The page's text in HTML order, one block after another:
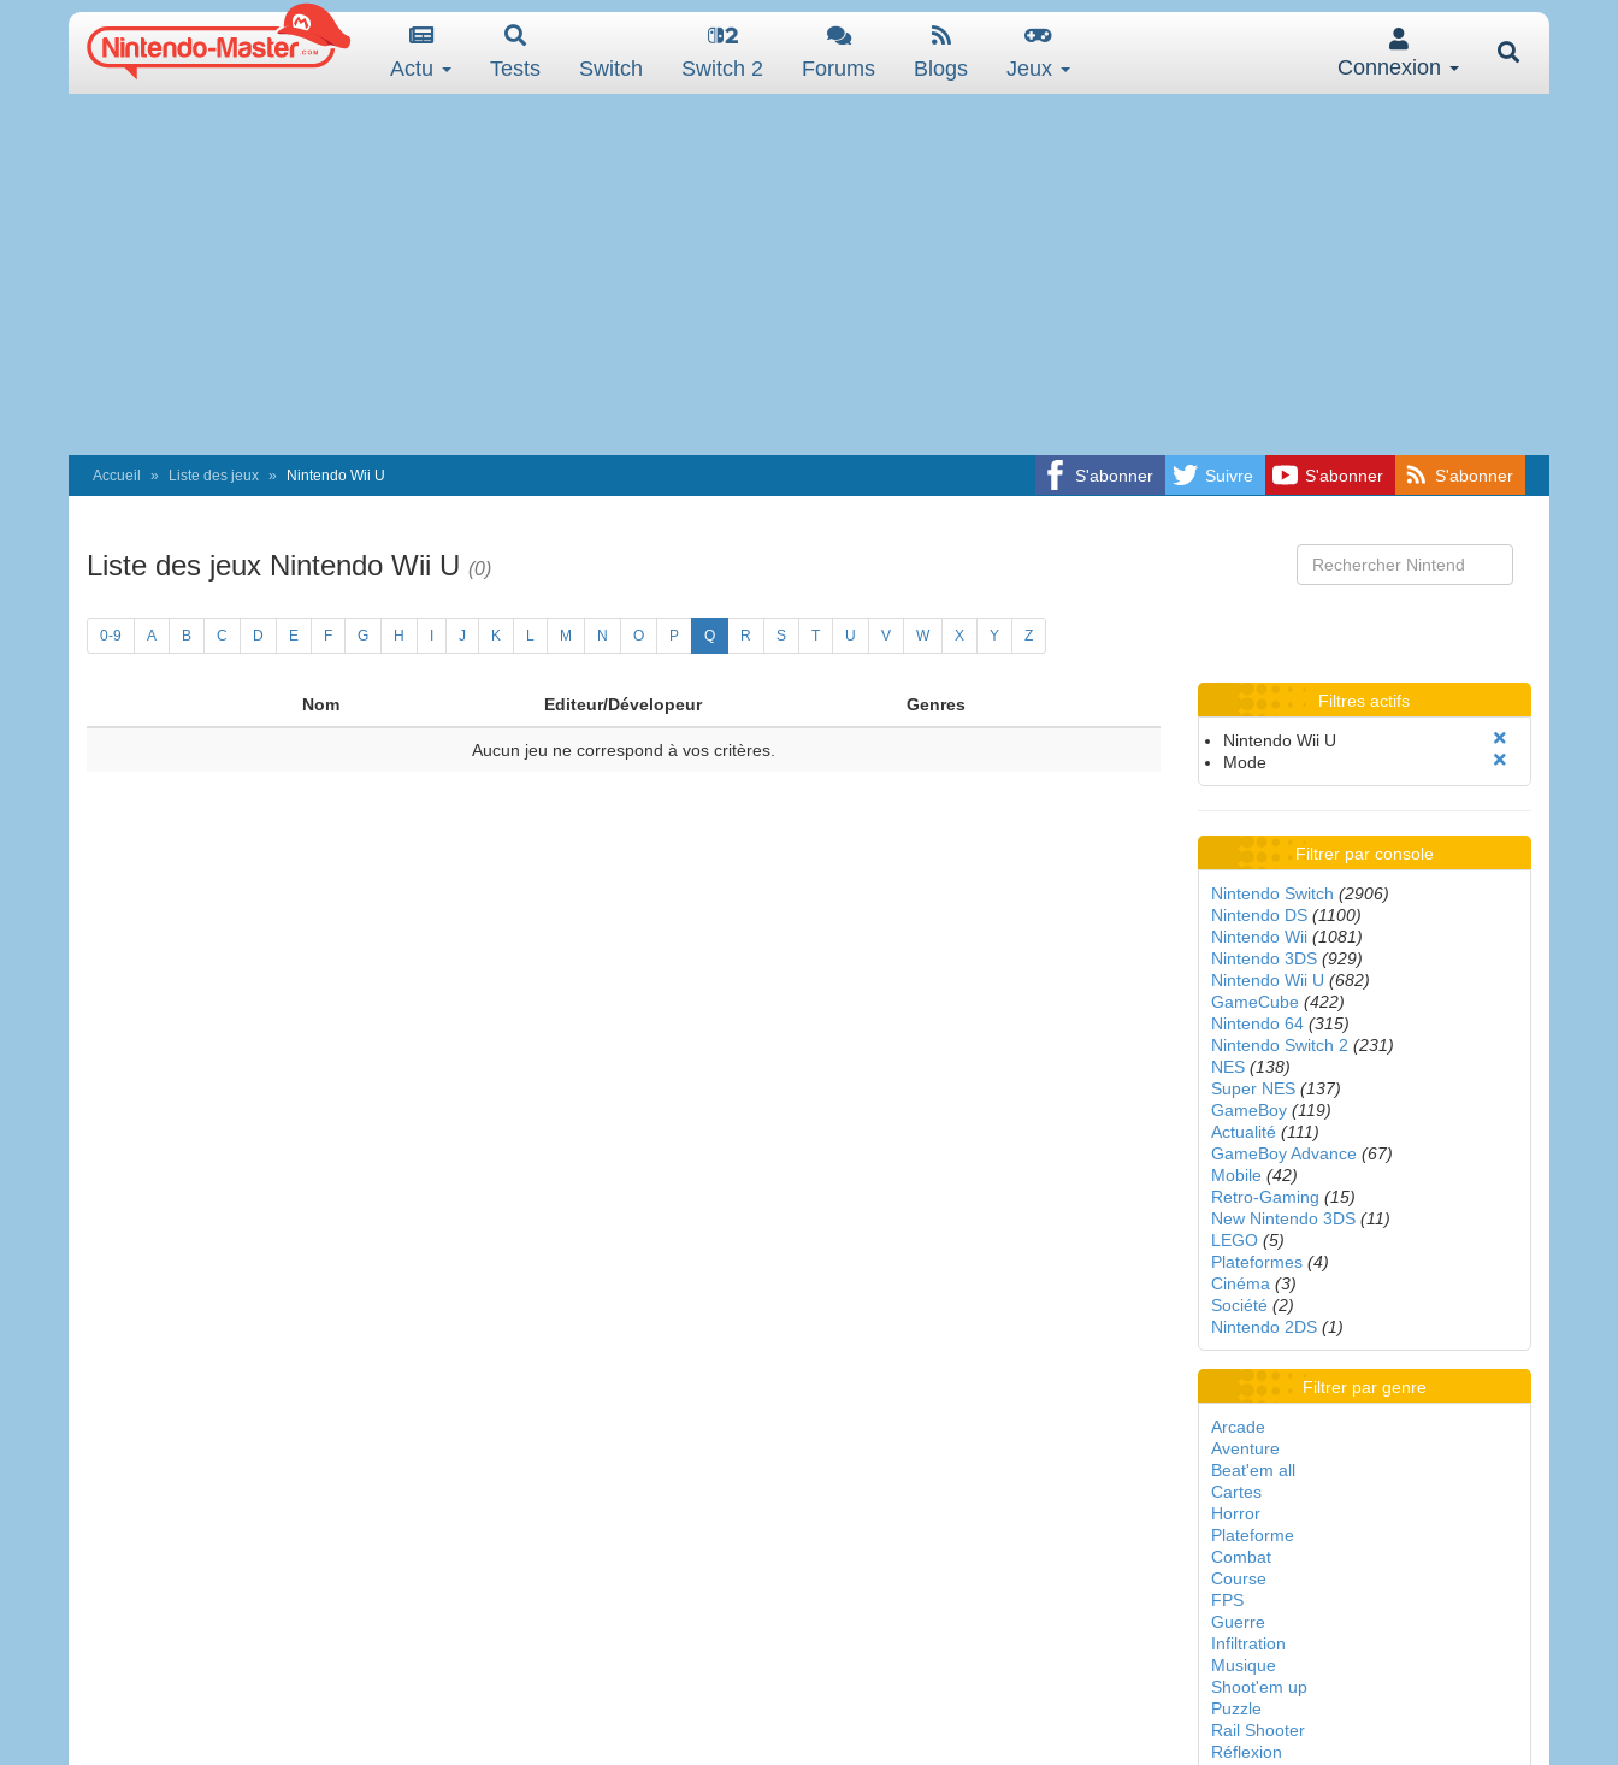
Actu Tests Switch Switch 2 Forums Blogs Jeux Connexion
S'abonner Suivre S'abonner S'abonner
Accueil Liste des jeux Nintendo Wii U
Liste des jeux Nintendo Wii U (0)
0-9 A B C D E F G H J K L M N O P Q R S T U V W X Y Z
Nom Editeur/Dévelopeur Genres
Aucun jeu ne correspond à vos critères.
Filtres actifs
Nintendo Wii U
Mode
Filtrer par console
Nintendo Switch (2906)
Nintendo DS (1100)
Nintendo Wii (1081)
Nintendo 3DS (929)
Nintendo Wii U (682)
GameCube (422)
Nintendo 64 (315)
Nintendo Switch 2 (231)
NES (138)
Super NES (137)
GameBoy (119)
Actualité (111)
GameBoy Advance (67)
Mobile (42)
Retro-Gaming (15)
New Nintendo 3DS (11)
LEGO (5)
Plateformes (4)
Cinéma (3)
Société (2)
Nintendo 2DS (1)
Filtrer par genre
Arcade
Aventure
Beat'em all
Cartes
Horror
Plateforme
Combat
Course
FPS
Guerre
Infiltration
Musique
Shoot'em up
Puzzle
Rail Shooter
Réflexion